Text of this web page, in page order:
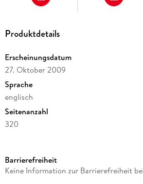
Produktdetails
Erscheinungsdatum
27. Oktober 2009
Sprache
englisch
Seitenanzahl
320
Autor/Autorin
Barrierefreiheit
Keine Information zur Barrierefreiheit